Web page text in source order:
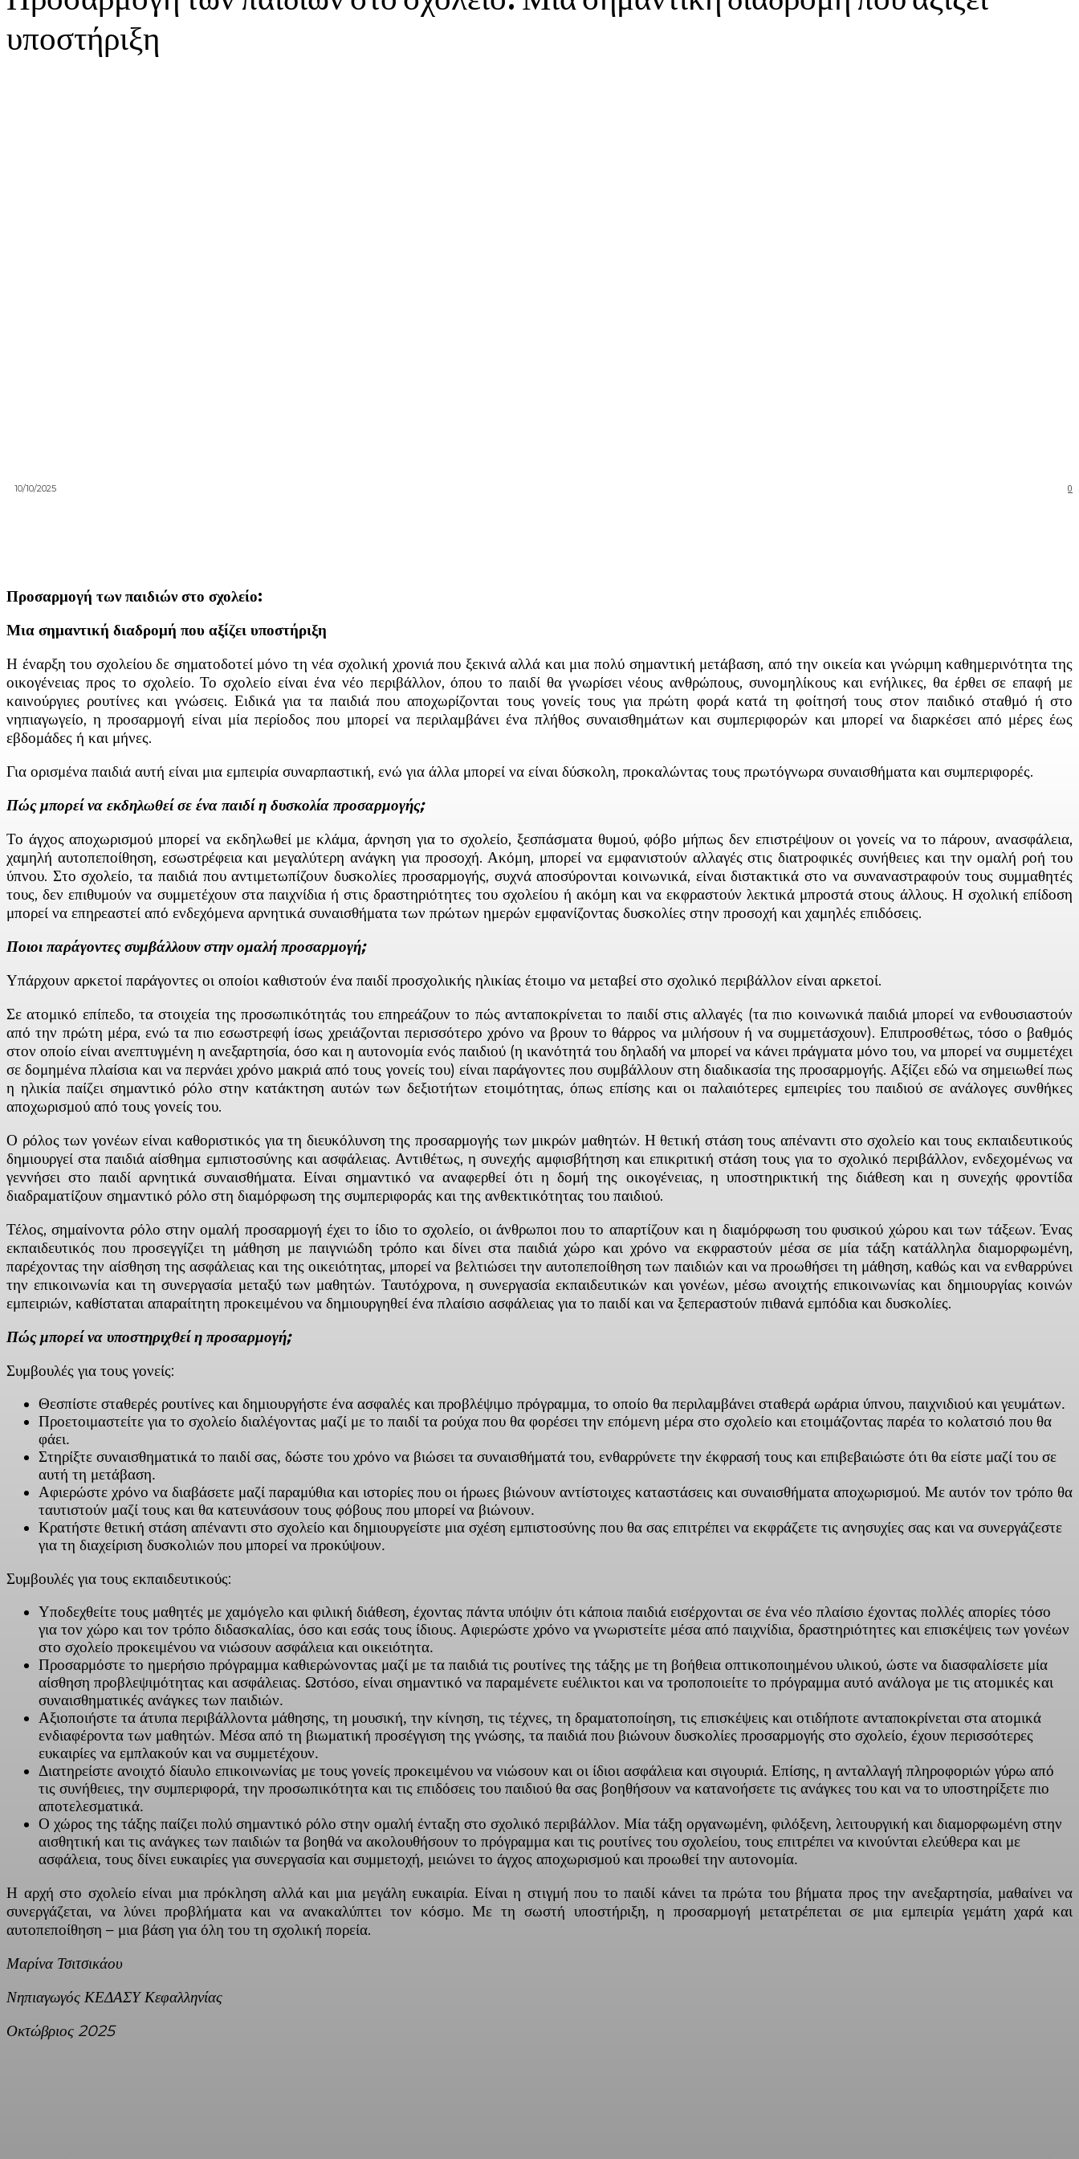
υποστήριξη
0
10/10/2025
Προσαρμογή των παιδιών στο σχολείο:
Μια σημαντική διαδρομή που αξίζει υποστήριξη
Η έναρξη του σχολείου δε σηματοδοτεί μόνο τη νέα σχολική χρονιά που ξεκινά αλλά και μια πολύ σημαντική μετάβαση, από την οικεία και γνώριμη καθημερινότητα της
οικογένειας προς το σχολείο. Το σχολείο είναι ένα νέο περιβάλλον, όπου το παιδί θα γνωρίσει νέους ανθρώπους, συνομηλίκους και ενήλικες, θα έρθει σε επαφή με
καινούργιες ρουτίνες και γνώσεις. Ειδικά για τα παιδιά που αποχωρίζονται τους γονείς τους για πρώτη φορά κατά τη φοίτησή τους στον παιδικό σταθμό ή στο
νηπιαγωγείο, η προσαρμογή είναι μία περίοδος που μπορεί να περιλαμβάνει ένα πλήθος συναισθημάτων και συμπεριφορών και μπορεί να διαρκέσει από μέρες έως
εβδομάδες ή και μήνες.
Για ορισμένα παιδιά αυτή είναι μια εμπειρία συναρπαστική, ενώ για άλλα μπορεί να είναι δύσκολη, προκαλώντας τους πρωτόγνωρα συναισθήματα και συμπεριφορές.
Πώς μπορεί να εκδηλωθεί σε ένα παιδί η δυσκολία προσαρμογής;
Το άγχος αποχωρισμού μπορεί να εκδηλωθεί με κλάμα, άρνηση για το σχολείο, ξεσπάσματα θυμού, φόβο μήπως δεν επιστρέψουν οι γονείς να το πάρουν, ανασφάλεια,
χαμηλή αυτοπεποίθηση, εσωστρέφεια και μεγαλύτερη ανάγκη για προσοχή. Ακόμη, μπορεί να εμφανιστούν αλλαγές στις διατροφικές συνήθειες και την ομαλή ροή του
ύπνου. Στο σχολείο, τα παιδιά που αντιμετωπίζουν δυσκολίες προσαρμογής, συχνά αποσύρονται κοινωνικά, είναι διστακτικά στο να συναναστραφούν τους συμμαθητές
τους, δεν επιθυμούν να συμμετέχουν στα παιχνίδια ή στις δραστηριότητες του σχολείου ή ακόμη και να εκφραστούν λεκτικά μπροστά στους άλλους. Η σχολική επίδοση
μπορεί να επηρεαστεί από ενδεχόμενα αρνητικά συναισθήματα των πρώτων ημερών εμφανίζοντας δυσκολίες στην προσοχή και χαμηλές επιδόσεις.
Ποιοι παράγοντες συμβάλλουν στην ομαλή προσαρμογή;
Υπάρχουν αρκετοί παράγοντες οι οποίοι καθιστούν ένα παιδί προσχολικής ηλικίας έτοιμο να μεταβεί στο σχολικό περιβάλλον είναι αρκετοί.
Σε ατομικό επίπεδο, τα στοιχεία της προσωπικότητάς του επηρεάζουν το πώς ανταποκρίνεται το παιδί στις αλλαγές (τα πιο κοινωνικά παιδιά μπορεί να ενθουσιαστούν
από την πρώτη μέρα, ενώ τα πιο εσωστρεφή ίσως χρειάζονται περισσότερο χρόνο να βρουν το θάρρος να μιλήσουν ή να συμμετάσχουν). Επιπροσθέτως, τόσο ο βαθμός
στον οποίο είναι ανεπτυγμένη η ανεξαρτησία, όσο και η αυτονομία ενός παιδιού (η ικανότητά του δηλαδή να μπορεί να κάνει πράγματα μόνο του, να μπορεί να συμμετέχει
σε δομημένα πλαίσια και να περνάει χρόνο μακριά από τους γονείς του) είναι παράγοντες που συμβάλλουν στη διαδικασία της προσαρμογής. Αξίζει εδώ να σημειωθεί πως
η ηλικία παίζει σημαντικό ρόλο στην κατάκτηση αυτών των δεξιοτήτων ετοιμότητας, όπως επίσης και οι παλαιότερες εμπειρίες του παιδιού σε ανάλογες συνθήκες
αποχωρισμού από τους γονείς του.
Ο ρόλος των γονέων είναι καθοριστικός για τη διευκόλυνση της προσαρμογής των μικρών μαθητών. Η θετική στάση τους απέναντι στο σχολείο και τους εκπαιδευτικούς
δημιουργεί στα παιδιά αίσθημα εμπιστοσύνης και ασφάλειας. Αντιθέτως, η συνεχής αμφισβήτηση και επικριτική στάση τους για το σχολικό περιβάλλον, ενδεχομένως να
γεννήσει στο παιδί αρνητικά συναισθήματα. Είναι σημαντικό να αναφερθεί ότι η δομή της οικογένειας, η υποστηρικτική της διάθεση και η συνεχής φροντίδα
διαδραματίζουν σημαντικό ρόλο στη διαμόρφωση της συμπεριφοράς και της ανθεκτικότητας του παιδιού.
Τέλος, σημαίνοντα ρόλο στην ομαλή προσαρμογή έχει το ίδιο το σχολείο, οι άνθρωποι που το απαρτίζουν και η διαμόρφωση του φυσικού χώρου και των τάξεων. Ένας
εκπαιδευτικός που προσεγγίζει τη μάθηση με παιγνιώδη τρόπο και δίνει στα παιδιά χώρο και χρόνο να εκφραστούν μέσα σε μία τάξη κατάλληλα διαμορφωμένη,
παρέχοντας την αίσθηση της ασφάλειας και της οικειότητας, μπορεί να βελτιώσει την αυτοπεποίθηση των παιδιών και να προωθήσει τη μάθηση, καθώς και να ενθαρρύνει
την επικοινωνία και τη συνεργασία μεταξύ των μαθητών. Ταυτόχρονα, η συνεργασία εκπαιδευτικών και γονέων, μέσω ανοιχτής επικοινωνίας και δημιουργίας κοινών
εμπειριών, καθίσταται απαραίτητη προκειμένου να δημιουργηθεί ένα πλαίσιο ασφάλειας για το παιδί και να ξεπεραστούν πιθανά εμπόδια και δυσκολίες.
Πώς μπορεί να υποστηριχθεί η προσαρμογή;
Συμβουλές για τους γονείς:
Θεσπίστε σταθερές ρουτίνες και δημιουργήστε ένα ασφαλές και προβλέψιμο πρόγραμμα, το οποίο θα περιλαμβάνει σταθερά ωράρια ύπνου, παιχνιδιού και γευμάτων.
Προετοιμαστείτε για το σχολείο διαλέγοντας μαζί με το παιδί τα ρούχα που θα φορέσει την επόμενη μέρα στο σχολείο και ετοιμάζοντας παρέα το κολατσιό που θα
φάει.
Στηρίξτε συναισθηματικά το παιδί σας, δώστε του χρόνο να βιώσει τα συναισθήματά του, ενθαρρύνετε την έκφρασή τους και επιβεβαιώστε ότι θα είστε μαζί του σε
αυτή τη μετάβαση.
Αφιερώστε χρόνο να διαβάσετε μαζί παραμύθια και ιστορίες που οι ήρωες βιώνουν αντίστοιχες καταστάσεις και συναισθήματα αποχωρισμού. Με αυτόν τον τρόπο θα
ταυτιστούν μαζί τους και θα κατευνάσουν τους φόβους που μπορεί να βιώνουν.
Κρατήστε θετική στάση απέναντι στο σχολείο και δημιουργείστε μια σχέση εμπιστοσύνης που θα σας επιτρέπει να εκφράζετε τις ανησυχίες σας και να συνεργάζεστε
για τη διαχείριση δυσκολιών που μπορεί να προκύψουν.
Συμβουλές για τους εκπαιδευτικούς:
Υποδεχθείτε τους μαθητές με χαμόγελο και φιλική διάθεση, έχοντας πάντα υπόψιν ότι κάποια παιδιά εισέρχονται σε ένα νέο πλαίσιο έχοντας πολλές απορίες τόσο
για τον χώρο και τον τρόπο διδασκαλίας, όσο και εσάς τους ίδιους. Αφιερώστε χρόνο να γνωριστείτε μέσα από παιχνίδια, δραστηριότητες και επισκέψεις των γονέων
στο σχολείο προκειμένου να νιώσουν ασφάλεια και οικειότητα.
Προσαρμόστε το ημερήσιο πρόγραμμα καθιερώνοντας μαζί με τα παιδιά τις ρουτίνες της τάξης με τη βοήθεια οπτικοποιημένου υλικού, ώστε να διασφαλίσετε μία
αίσθηση προβλεψιμότητας και ασφάλειας. Ωστόσο, είναι σημαντικό να παραμένετε ευέλικτοι και να τροποποιείτε το πρόγραμμα αυτό ανάλογα με τις ατομικές και
συναισθηματικές ανάγκες των παιδιών.
Αξιοποιήστε τα άτυπα περιβάλλοντα μάθησης, τη μουσική, την κίνηση, τις τέχνες, τη δραματοποίηση, τις επισκέψεις και οτιδήποτε ανταποκρίνεται στα ατομικά
ενδιαφέροντα των μαθητών. Μέσα από τη βιωματική προσέγγιση της γνώσης, τα παιδιά που βιώνουν δυσκολίες προσαρμογής στο σχολείο, έχουν περισσότερες
ευκαιρίες να εμπλακούν και να συμμετέχουν.
Διατηρείστε ανοιχτό δίαυλο επικοινωνίας με τους γονείς προκειμένου να νιώσουν και οι ίδιοι ασφάλεια και σιγουριά. Επίσης, η ανταλλαγή πληροφοριών γύρω από
τις συνήθειες, την συμπεριφορά, την προσωπικότητα και τις επιδόσεις του παιδιού θα σας βοηθήσουν να κατανοήσετε τις ανάγκες του και να το υποστηρίξετε πιο
αποτελεσματικά.
Ο χώρος της τάξης παίζει πολύ σημαντικό ρόλο στην ομαλή ένταξη στο σχολικό περιβάλλον. Μία τάξη οργανωμένη, φιλόξενη, λειτουργική και διαμορφωμένη στην
αισθητική και τις ανάγκες των παιδιών τα βοηθά να ακολουθήσουν το πρόγραμμα και τις ρουτίνες του σχολείου, τους επιτρέπει να κινούνται ελεύθερα και με
ασφάλεια, τους δίνει ευκαιρίες για συνεργασία και συμμετοχή, μειώνει το άγχος αποχωρισμού και προωθεί την αυτονομία.
Η αρχή στο σχολείο είναι μια πρόκληση αλλά και μια μεγάλη ευκαιρία. Είναι η στιγμή που το παιδί κάνει τα πρώτα του βήματα προς την ανεξαρτησία, μαθαίνει να
συνεργάζεται, να λύνει προβλήματα και να ανακαλύπτει τον κόσμο. Με τη σωστή υποστήριξη, η προσαρμογή μετατρέπεται σε μια εμπειρία γεμάτη χαρά και
αυτοπεποίθηση – μια βάση για όλη του τη σχολική πορεία.
Μαρίνα Τσιτσικάου
Νηπιαγωγός ΚΕΔΑΣΥ Κεφαλληνίας
Οκτώβριος 2025